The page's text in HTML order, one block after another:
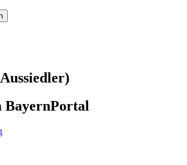
BayernPortal